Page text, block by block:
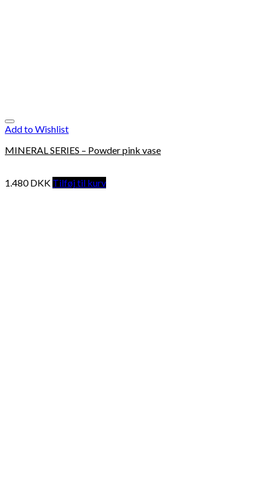
Add to Wishlist
MINERAL SERIES – Powder pink vase
1.480DKK Tilføj til kurv